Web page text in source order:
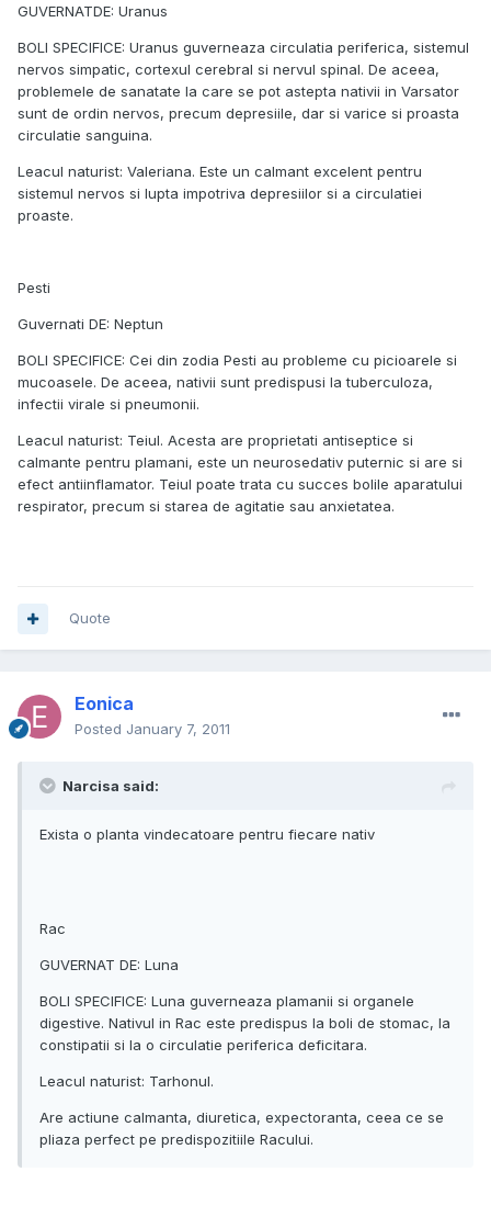
GUVERNATDE: Uranus
BOLI SPECIFICE: Uranus guverneaza circulatia periferica, sistemul
nervos simpatic, cortexul cerebral si nervul spinal. De aceea,
problemele de sanatate la care se pot astepta nativii in Varsator
sunt de ordin nervos, precum depresiile, dar si varice si proasta
circulatie sanguina.
Leacul naturist: Valeriana. Este un calmant excelent pentru
sistemul nervos si lupta impotriva depresiilor si a circulatiei
proaste.
Pesti
Guvernati DE: Neptun
BOLI SPECIFICE: Cei din zodia Pesti au probleme cu picioarele si
mucoasele. De aceea, nativii sunt predispusi la tuberculoza,
infectii virale si pneumonii.
Leacul naturist: Teiul. Acesta are proprietati antiseptice si
calmante pentru plamani, este un neurosedativ puternic si are si
efect antiinflamator. Teiul poate trata cu succes bolile aparatului
respirator, precum si starea de agitatie sau anxietatea.
Quote
Eonica
Posted January 7, 2011
Narcisa said:
Exista o planta vindecatoare pentru fiecare nativ
Rac
GUVERNAT DE: Luna
BOLI SPECIFICE: Luna guverneaza plamanii si organele
digestive. Nativul in Rac este predispus la boli de stomac, la
constipatii si la o circulatie periferica deficitara.
Leacul naturist: Tarhonul.
Are actiune calmanta, diuretica, expectoranta, ceea ce se
pliaza perfect pe predispozitiile Racului.